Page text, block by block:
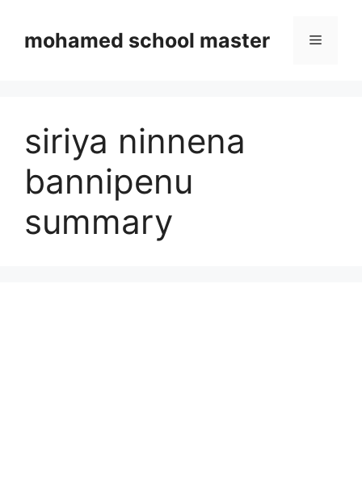
contentmohamed school master Menu
siriya ninnena
bannipenu
summary